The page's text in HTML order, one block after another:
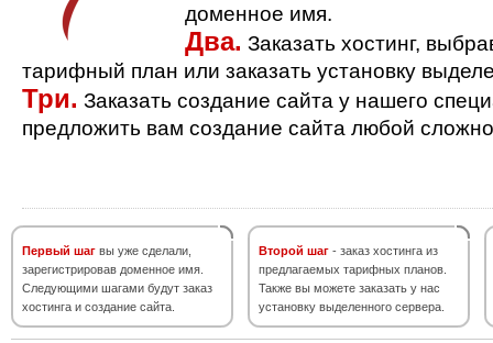
доменное имя.
Два. Заказать хостинг,
тарифный план или заказать установку
Три. Заказать создание сайта у нашего
предложить вам создание сайта любой
Первый шаг вы уже сделали,
зарегистрировав доменное имя.
Следующими шагами будут заказ
хостинга и создание сайта.
Второй шаг - заказ хостинга из
предлагаемых тарифных планов.
Также вы можете заказать у нас
установку выделенного сервера.